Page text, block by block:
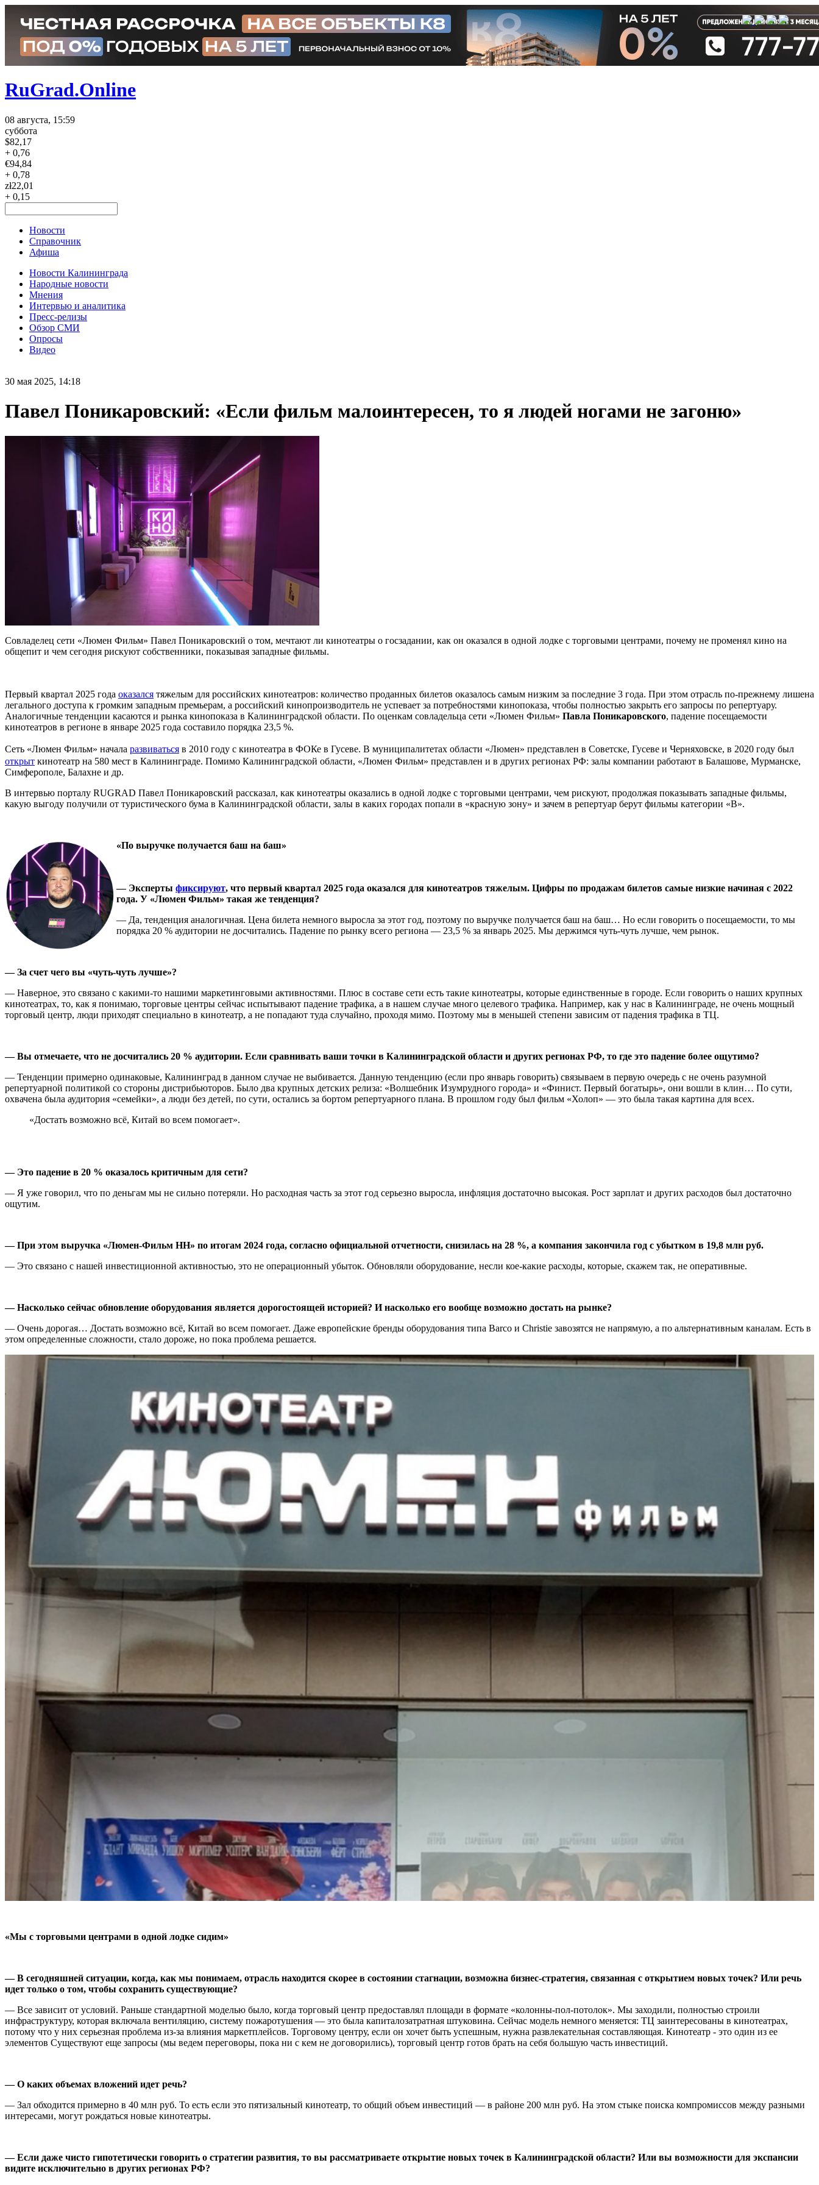
RuGrad.Online
08 августа, 15:59
суббота
$82,17
+ 0,76
€94,84
+ 0,78
zł22,01
+ 0,15
Новости
Справочник
Афиша
Новости Калининграда
Народные новости
Мнения
Интервью и аналитика
Пресс-релизы
Обзор СМИ
Опросы
Видео
30 мая 2025, 14:18
Павел Поникаровский: «Если фильм малоинтересен, то я людей ногами не загоню»
Совладелец сети «Люмен Фильм» Павел Поникаровский о том, мечтают ли кинотеатры о госзадании, как он оказался в одной лодке с торговыми центрами, почему не променял кино на
общепит и чем сегодня рискуют собственники, показывая западные фильмы.
Первый квартал 2025 года оказался тяжелым для российских кинотеатров: количество проданных билетов оказалось самым низким за последние 3 года. При этом отрасль по-прежнему лишена
легального доступа к громким западным премьерам, а российский кинопроизводитель не успевает за потребностями кинопоказа, чтобы полностью закрыть его запросы по репертуару.
Аналогичные тенденции касаются и рынка кинопоказа в Калининградской области. По оценкам совладельца сети «Люмен Фильм» Павла Поникаровского, падение посещаемости
кинотеатров в регионе в январе 2025 года составило порядка 23,5 %.
Сеть «Люмен Фильм» начала развиваться в 2010 году с кинотеатра в ФОКе в Гусеве. В муниципалитетах области «Люмен» представлен в Советске, Гусеве и Черняховске, в 2020 году был
открыт кинотеатр на 580 мест в Калининграде. Помимо Калининградской области, «Люмен Фильм» представлен и в других регионах РФ: залы компании работают в Балашове, Мурманске,
Симферополе, Балахне и др.
В интервью порталу RUGRAD Павел Поникаровский рассказал, как кинотеатры оказались в одной лодке с торговыми центрами, чем рискуют, продолжая показывать западные фильмы,
какую выгоду получили от туристического бума в Калининградской области, залы в каких городах попали в «красную зону» и зачем в репертуар берут фильмы категории «B».
«По выручке получается баш на баш»
— Эксперты фиксируют, что первый квартал 2025 года оказался для кинотеатров тяжелым. Цифры по продажам билетов самые низкие начиная с 2022
года. У «Люмен Фильм» такая же тенденция?
— Да, тенденция аналогичная. Цена билета немного выросла за этот год, поэтому по выручке получается баш на баш… Но если говорить о посещаемости, то мы
порядка 20 % аудитории не досчитались. Падение по рынку всего региона — 23,5 % за январь 2025. Мы держимся чуть-чуть лучше, чем рынок.
— За счет чего вы «чуть-чуть лучше»?
— Наверное, это связано с какими-то нашими маркетинговыми активностями. Плюс в составе сети есть такие кинотеатры, которые единственные в городе. Если говорить о наших крупных
кинотеатрах, то, как я понимаю, торговые центры сейчас испытывают падение трафика, а в нашем случае много целевого трафика. Например, как у нас в Калининграде, не очень мощный
торговый центр, люди приходят специально в кинотеатр, а не попадают туда случайно, проходя мимо. Поэтому мы в меньшей степени зависим от падения трафика в ТЦ.
— Вы отмечаете, что не досчитались 20 % аудитории. Если сравнивать ваши точки в Калининградской области и других регионах РФ, то где это падение более ощутимо?
— Тенденции примерно одинаковые, Калининград в данном случае не выбивается. Данную тенденцию (если про январь говорить) связываем в первую очередь с не очень разумной
репертуарной политикой со стороны дистрибьюторов. Было два крупных детских релиза: «Волшебник Изумрудного города» и «Финист. Первый богатырь», они вошли в клин… По сути,
охвачена была аудитория «семейки», а люди без детей, по сути, остались за бортом репертуарного плана. В прошлом году был фильм «Холоп» — это была такая картина для всех.
«Достать возможно всё, Китай во всем помогает».
— Это падение в 20 % оказалось критичным для сети?
— Я уже говорил, что по деньгам мы не сильно потеряли. Но расходная часть за этот год серьезно выросла, инфляция достаточно высокая. Рост зарплат и других расходов был достаточно
ощутим.
— При этом выручка «Люмен-Фильм НН» по итогам 2024 года, согласно официальной отчетности, снизилась на 28 %, а компания закончила год с убытком в 19,8 млн руб.
— Это связано с нашей инвестиционной активностью, это не операционный убыток. Обновляли оборудование, несли кое-какие расходы, которые, скажем так, не оперативные.
— Насколько сейчас обновление оборудования является дорогостоящей историей? И насколько его вообще возможно достать на рынке?
— Очень дорогая… Достать возможно всё, Китай во всем помогает. Даже европейские бренды оборудования типа Barco и Christie завозятся не напрямую, а по альтернативным каналам. Есть в
этом определенные сложности, стало дороже, но пока проблема решается.
«Мы с торговыми центрами в одной лодке сидим»
— В сегодняшней ситуации, когда, как мы понимаем, отрасль находится скорее в состоянии стагнации, возможна бизнес-стратегия, связанная с открытием новых точек? Или речь
идет только о том, чтобы сохранить существующие?
— Все зависит от условий. Раньше стандартной моделью было, когда торговый центр предоставлял площади в формате «колонны-пол-потолок». Мы заходили, полностью строили
инфраструктуру, которая включала вентиляцию, систему пожаротушения — это была капиталозатратная штуковина. Сейчас модель немного меняется: ТЦ заинтересованы в кинотеатрах,
потому что у них серьезная проблема из-за влияния маркетплейсов. Торговому центру, если он хочет быть успешным, нужна развлекательная составляющая. Кинотеатр - это один из ее
элементов Существуют еще запросы (мы ведем переговоры, пока ни с кем не договорились), торговый центр готов брать на себя большую часть инвестиций.
— О каких объемах вложений идет речь?
— Зал обходится примерно в 40 млн руб. То есть если это пятизальный кинотеатр, то общий объем инвестиций — в районе 200 млн руб. На этом стыке поиска компромиссов между разными
интересами, могут рождаться новые кинотеатры.
— Если даже чисто гипотетически говорить о стратегии развития, то вы рассматриваете открытие новых точек в Калининградской области? Или вы возможности для экспансии
видите исключительно в других регионах РФ?